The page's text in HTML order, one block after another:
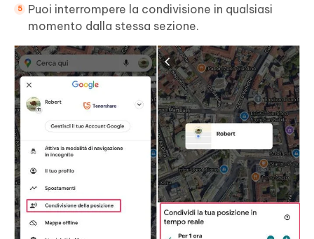
Puoi interrompere la condivisione in qualsiasi
momento dalla stessa sezione.